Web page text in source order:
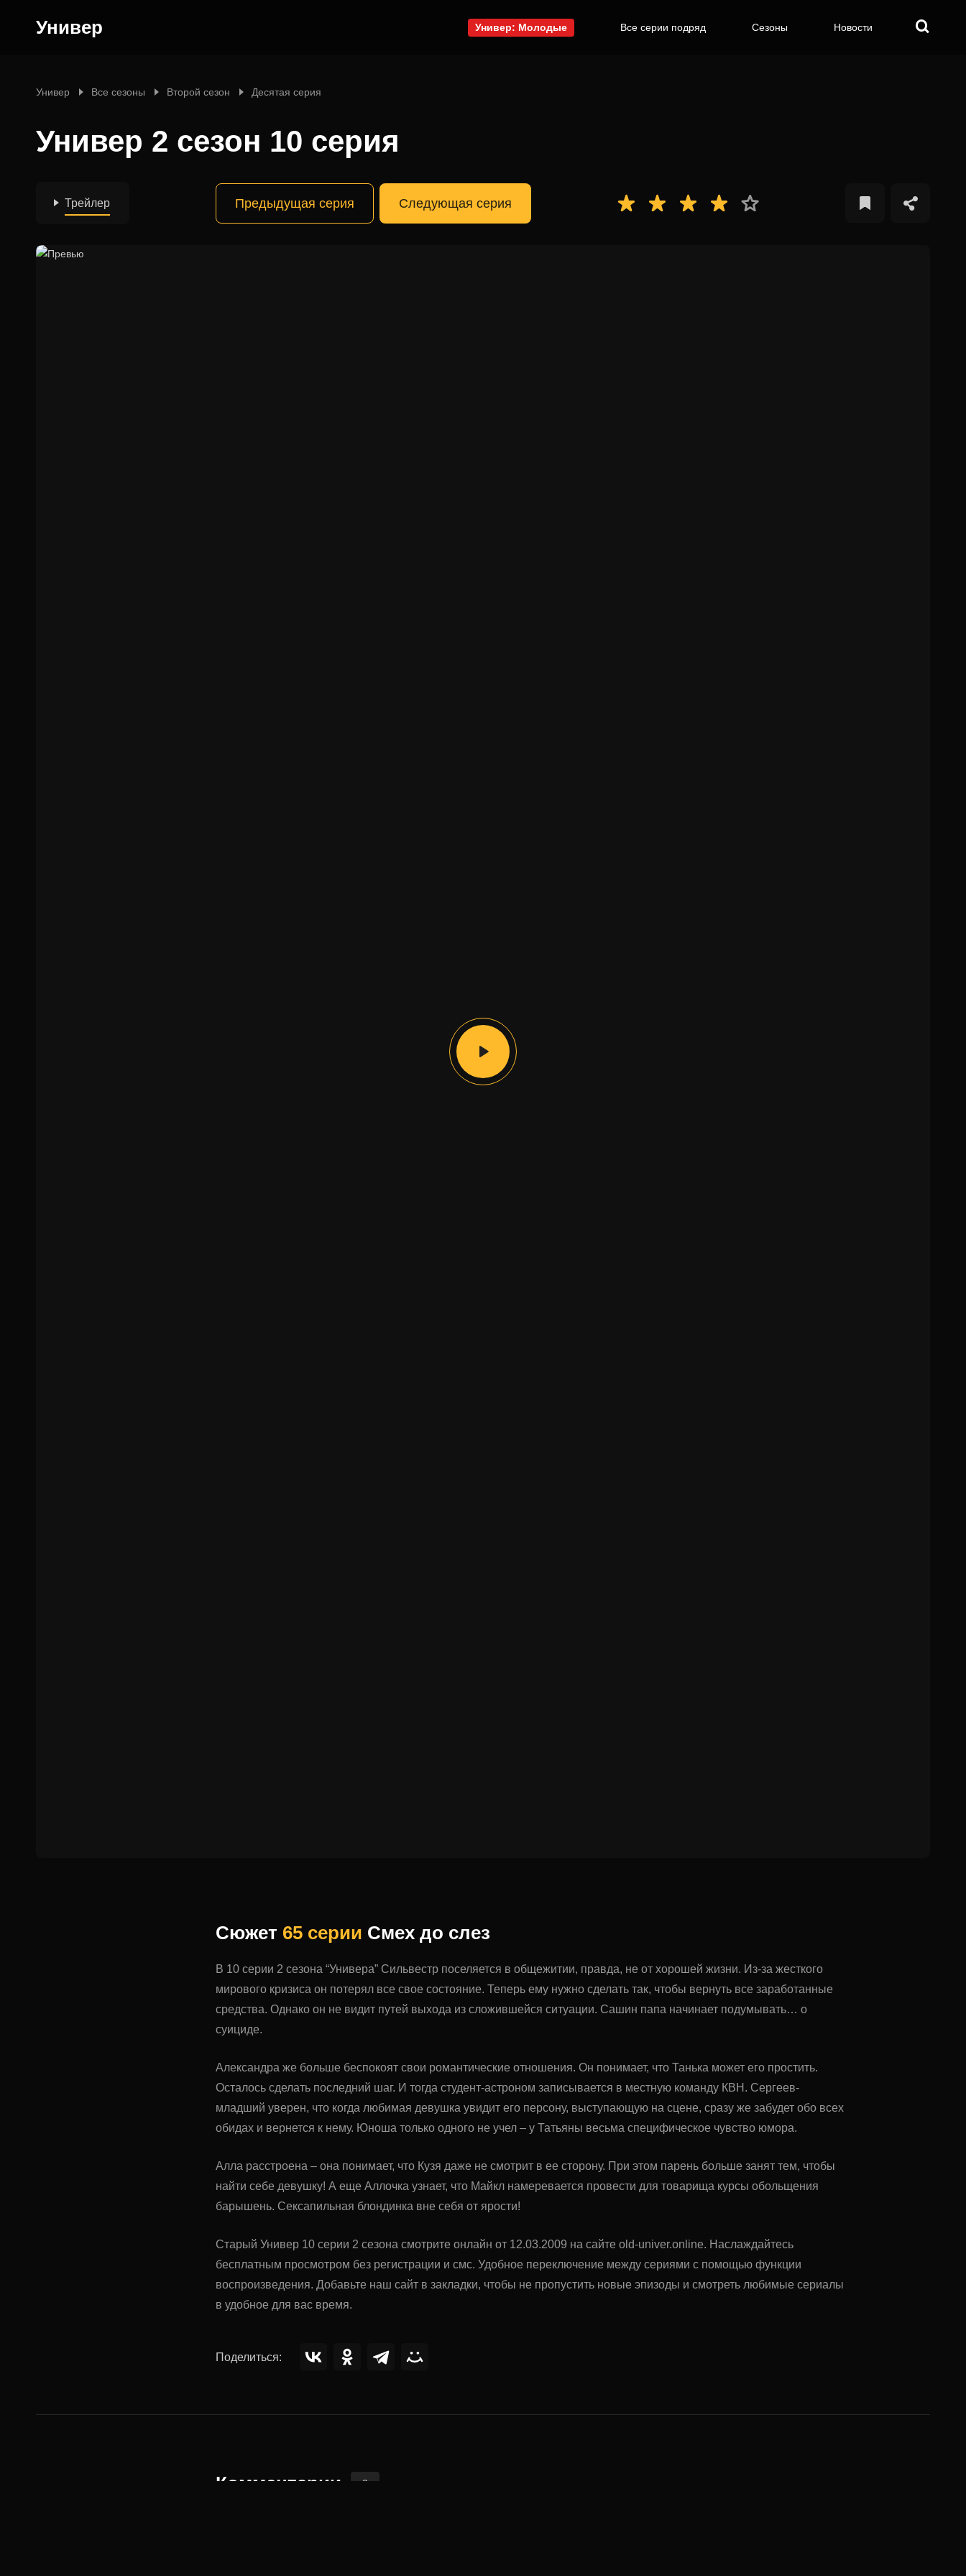
Универ Универ: Молодые Все серии подряд Сезоны Новости
Универ Все сезоны Второй сезон Десятая серия
Универ 2 сезон 10 серия
Трейлер Предыдущая серия Следующая серия
Сюжет 65 серии Смех до слез
В 10 серии 2 сезона “Универа” Сильвестр поселяется в общежитии, правда, не от хорошей жизни. Из-за жесткого
мирового кризиса он потерял все свое состояние. Теперь ему нужно сделать так, чтобы вернуть все заработанные
средства. Однако он не видит путей выхода из сложившейся ситуации. Сашин папа начинает подумывать… о
суициде.
Александра же больше беспокоят свои романтические отношения. Он понимает, что Танька может его простить.
Осталось сделать последний шаг. И тогда студент-астроном записывается в местную команду КВН. Сергеев-
младший уверен, что когда любимая девушка увидит его персону, выступающую на сцене, сразу же забудет обо всех
обидах и вернется к нему. Юноша только одного не учел – у Татьяны весьма специфическое чувство юмора.
Алла расстроена – она понимает, что Кузя даже не смотрит в ее сторону. При этом парень больше занят тем, чтобы
найти себе девушку! А еще Аллочка узнает, что Майкл намеревается провести для товарища курсы обольщения
барышень. Сексапильная блондинка вне себя от ярости!
Старый Универ 10 серии 2 сезона смотрите онлайн от 12.03.2009 на сайте old-univer.online. Наслаждайтесь
бесплатным просмотром без регистрации и смс. Удобное переключение между сериями с помощью функции
воспроизведения. Добавьте наш сайт в закладки, чтобы не пропустить новые эпизоды и смотреть любимые сериалы
в удобное для вас время.
Поделиться:
Комментарии 2